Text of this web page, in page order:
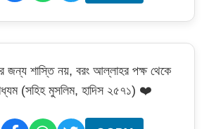
জন্য শাস্তি নয়, বরং আল্লাহর পক্ষ থেকে
(সহিহ মুসলিম, হাদিস ২৫৭১) ❤️